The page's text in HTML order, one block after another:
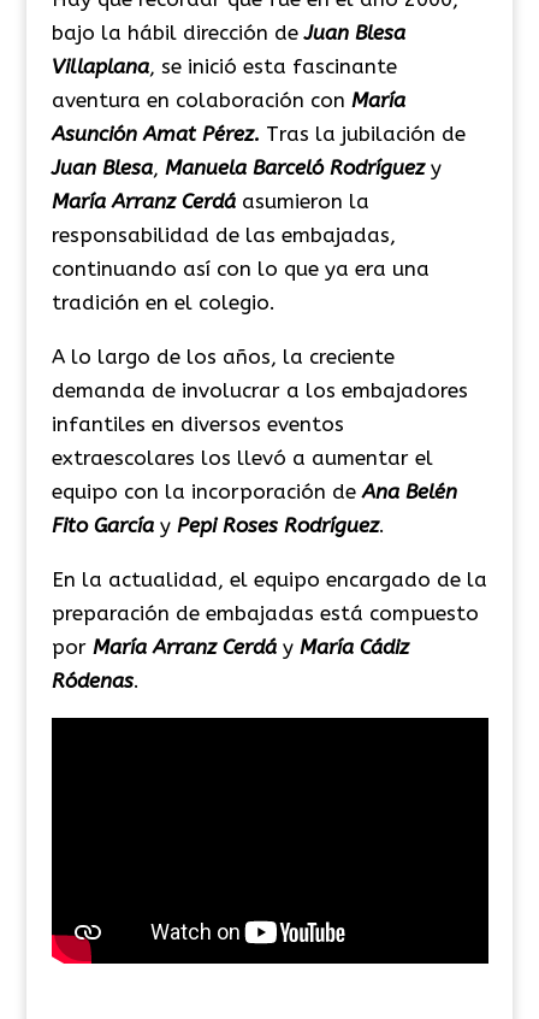
bajo la hábil dirección deJuan Blesa
Villaplana, se inició esta fascinante
aventura en colaboración con María
Asunción Amat Pérez. Tras la jubilación de
Juan Blesa, Manuela Barceló Rodríguezy
María Arranz Cerdáasumieron la
responsabilidad de las embajadas,
continuando así con lo que ya era una
tradición en el colegio.
A lo largo de los años, la creciente
demanda de involucrar a los embajadores
infantiles en diversos eventos
extraescolares los llevó a aumentar el
equipo con la incorporación deAna Belén
Fito García y Pepi Roses Rodríguez.
En la actualidad, el equipo encargado de la
preparación de embajadas está compuesto
por María Arranz Cerdáy María Cádiz
Ródenas.